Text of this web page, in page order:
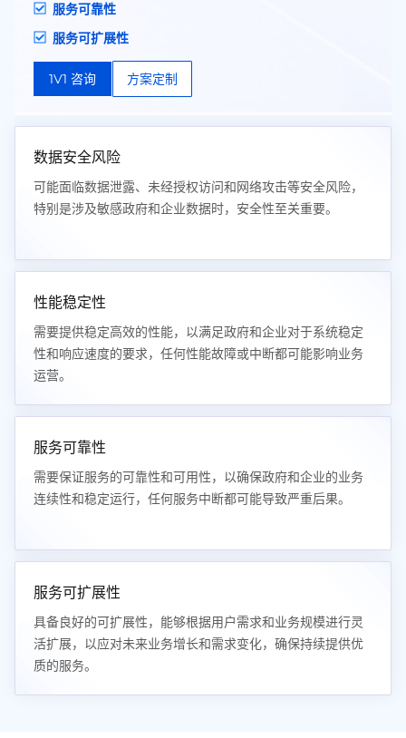
服务可靠性
服务可扩展性
1V1 咨询 方案定制
数据安全风险
可能面临数据泄露、未经授权访问和网络攻击等安全风险，
特别是涉及敏感政府和企业数据时，安全性至关重要。
性能稳定性
需要提供稳定高效的性能，以满足政府和企业对于系统稳定
性和响应速度的要求，任何性能故障或中断都可能影响业务
运营。
服务可靠性
需要保证服务的可靠性和可用性，以确保政府和企业的业务
连续性和稳定运行，任何服务中断都可能导致严重后果。
服务可扩展性
具备良好的可扩展性，能够根据用户需求和业务规模进行灵
活扩展，以应对未来业务增长和需求变化，确保持续提供优
质的服务。